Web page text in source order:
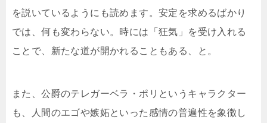
を説いているようにも読めます。安定を求めるばかり
では、何も変わらない。時には「狂気」を受け入れる
ことで、新たな道が開かれることもある、と。
また、公爵のテレガーベラ・ポリというキャラクター
も、人間のエゴや嫉妬といった感情の普遍性を象徴し